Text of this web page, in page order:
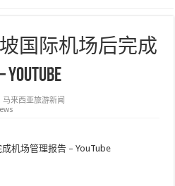
坡国际机场后完成
马来西亚旅游新闻
机场管理报告 – YouTube